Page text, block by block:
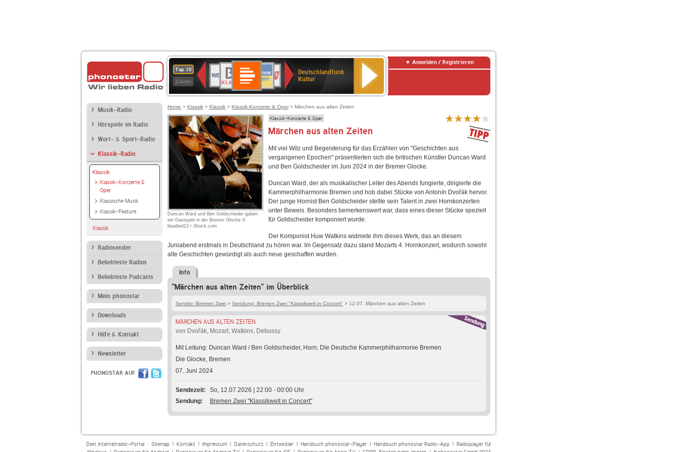
Top 10
Zuletzt
Deutschlandfunk
80er
90er
OLDIE
ANTENNE
SWR3
4
BR-
KLASSIK
Deutschlandfunk
Kultur
ANTENNE
BAYERN
SWR
Kultur
NDR
2
Deutschlandfunk
Kultur
Anmelden / Registrieren
Musik-Radio
Hörspiele im Radio
Wort- & Sport-Radio
Klassik-Radio
Klassik
Klassik-Konzerte &
Oper
Klassische Musik
Klassik-Feature
Klassik
Radiosender
Beliebteste Radios
Beliebteste Podcasts
Mein phonostar
Downloads
Hilfe & Kontakt
Newsletter
PHONOSTAR AUF
Home > Klassik > Klassik > Klassik-Konzerte & Oper > Märchen aus alten Zeiten
Duncan Ward und Ben Goldscheider gaben
ein Gastspiel in der Bremer Glocke ©
bluebird13 / iStock.com
Klassik-Konzerte & Oper
Märchen aus alten Zeiten
Mit viel Witz und Begeisterung für das Erzählen von "Geschichten aus
vergangenen Epochen" präsentierten sich die britischen Künstler Duncan Ward
und Ben Goldscheider im Juni 2024 in der Bremer Glocke.
Duncan Ward, der als musikalischer Leiter des Abends fungierte, dirigierte die
Kammerphilharmonie Bremen und hob dabei Stücke von Antonín Dvořák hervor.
Der junge Hornist Ben Goldscheider stellte sein Talent in zwei Hornkonzerten
unter Beweis. Besonders bemerkenswert war, dass eines dieser Stücke speziell
für Goldscheider komponiert wurde.
Der Komponist Huw Watkins widmete ihm dieses Werk, das an diesem
Juniabend erstmals in Deutschland zu hören war. Im Gegensatz dazu stand Mozarts 4. Hornkonzert, wodurch sowohl
alte Geschichten gewürdigt als auch neue geschaffen wurden.
Info
"Märchen aus alten Zeiten" im Überblick
Sender: Bremen Zwei > Sendung: Bremen Zwei "Klassikwelt in Concert" > 12.07. Märchen aus alten Zeiten
MÄRCHEN AUS ALTEN ZEITEN
von Dvořák, Mozart, Watkins, Debussy
Mit Leitung: Duncan Ward / Ben Goldscheider, Horn; Die Deutsche Kammerphilharmonie Bremen
Die Glocke, Bremen
07. Juni 2024
Sendezeit
So, 12.07.2026 | 22:00 - 00:00 Uhr
Sendung
Bremen Zwei "Klassikwelt in Concert"
Dein Internetradio-Portal : Sitemap| Kontakt| Impressum| Datenschutz| Entwickler| Handbuch phonostar-Player| Handbuch phonostar Radio-App| Radioplayer für